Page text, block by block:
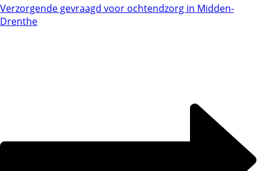
Verzorgende gevraagd voor ochtendzorg in Midden-
Drenthe